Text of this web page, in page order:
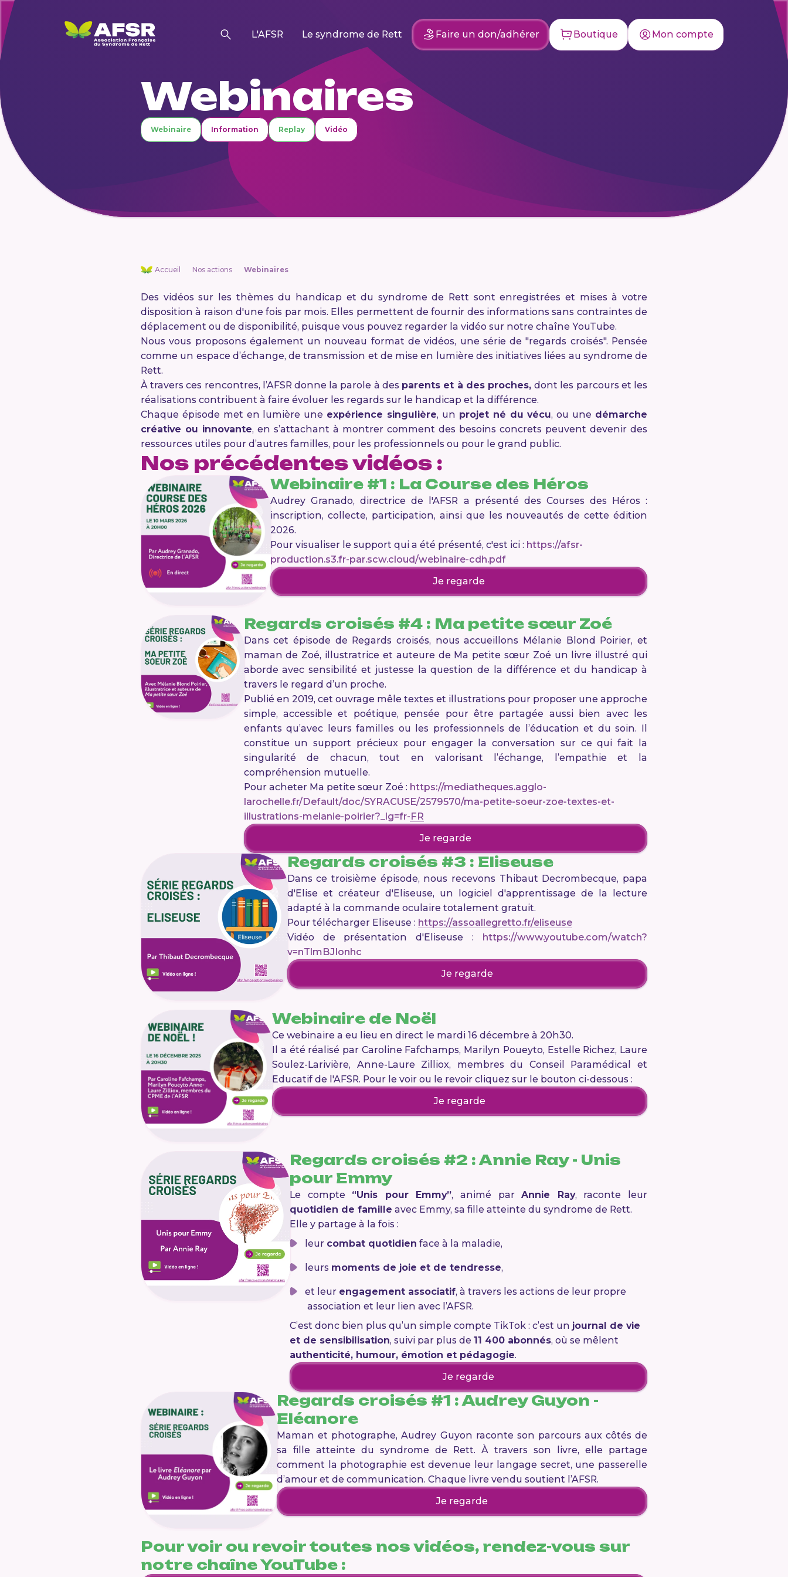
L'AFSR Le syndrome de Rett Faire un don/adhérer Boutique Mon compte
Webinaires
Webinaire Information Replay Vidéo
Accueil Nos actions Webinaires
Des vidéos sur les thèmes du handicap et du syndrome de Rett sont enregistrées et mises à votre
disposition à raison d'une fois par mois. Elles permettent de fournir des informations sans contraintes de
déplacement ou de disponibilité, puisque vous pouvez regarder la vidéo sur notre chaîne YouTube.
Nous vous proposons également un nouveau format de vidéos, une série de "regards croisés". Pensée
comme un espace d’échange, de transmission et de mise en lumière des initiatives liées au syndrome de
Rett.
À travers ces rencontres, l’AFSR donne la parole à des parents et à des proches,dont les parcours et les
réalisations contribuent à faire évoluer les regards sur le handicap et la différence.
Chaque épisode met en lumière une expérience singulière, un projet né du vécu, ou une démarche
créative ou innovante, en s’attachant à montrer comment des besoins concrets peuvent devenir des
ressources utiles pour d’autres familles, pour les professionnels ou pour le grand public.
Nos précédentes vidéos :
Webinaire #1 : La Course des Héros
Audrey Granado, directrice de l'AFSR a présenté des Courses des Héros :
inscription, collecte, participation, ainsi que les nouveautés de cette édition
2026.
Pour visualiser le support qui a été présenté, c'est ici : https://afsr-
production.s3.fr-par.scw.cloud/webinaire-cdh.pdf
Je regarde
Regards croisés #4 : Ma petite sœur Zoé
Dans cet épisode de Regards croisés, nous accueillons Mélanie Blond Poirier, et
maman de Zoé, illustratrice et auteure de Ma petite sœur Zoé un livre illustré qui
aborde avec sensibilité et justesse la question de la différence et du handicap à
travers le regard d’un proche.
Publié en 2019, cet ouvrage mêle textes et illustrations pour proposer une approche
simple, accessible et poétique, pensée pour être partagée aussi bien avec les
enfants qu’avec leurs familles ou les professionnels de l’éducation et du soin. Il
constitue un support précieux pour engager la conversation sur ce qui fait la
singularité de chacun, tout en valorisant l’échange, l’empathie et la
compréhension mutuelle.
Pour acheter Ma petite sœur Zoé : https://mediatheques.agglo-
larochelle.fr/Default/doc/SYRACUSE/2579570/ma-petite-soeur-zoe-textes-et-
illustrations-melanie-poirier?_lg=fr-FR
Je regarde
Regards croisés #3 : Eliseuse
Dans ce troisième épisode, nous recevons Thibaut Decrombecque, papa
d'Elise et créateur d'Eliseuse, un logiciel d'apprentissage de la lecture
adapté à la commande oculaire totalement gratuit.
Pour télécharger Eliseuse : https://assoallegretto.fr/eliseuse
Vidéo de présentation d'Eliseuse : https://www.youtube.com/watch?
v=nTlmBJIonhc
Je regarde
Webinaire de Noël
Ce webinaire a eu lieu en direct le mardi 16 décembre à 20h30.
Il a été réalisé par Caroline Fafchamps, Marilyn Poueyto, Estelle Richez, Laure
Soulez-Larivière, Anne-Laure Zilliox, membres du Conseil Paramédical et
Educatif de l'AFSR. Pour le voir ou le revoir cliquez sur le bouton ci-dessous :
Je regarde
Regards croisés #2 :Annie Ray - Unis
pour Emmy
Le compte “Unis pour Emmy”, animé parAnnie Ray, raconte leur
quotidien de famille avec Emmy, sa fille atteinte du syndrome de Rett.
Elle y partage à la fois :
leur combat quotidien face à la maladie,
leurs moments de joie et de tendresse,
et leur engagement associatif, à travers les actions de leur propre
association et leur lien avec l’AFSR.
C’est donc bien plus qu’un simple compte TikTok : c’est un journal de vie
et de sensibilisation, suivi par plus de11 400 abonnés, où se mêlent
authenticité, humour, émotion et pédagogie.
Je regarde
Regards croisés #1 : Audrey Guyon -
Eléanore
Maman et photographe, Audrey Guyon raconte son parcours aux côtés de
sa fille atteinte du syndrome de Rett. À travers son livre, elle partage
comment la photographie est devenue leur langage secret, une passerelle
d’amour et de communication. Chaque livre vendu soutient l’AFSR.
Je regarde
Pour voir ou revoir toutes nos vidéos, rendez-vous sur
notre chaîne YouTube :